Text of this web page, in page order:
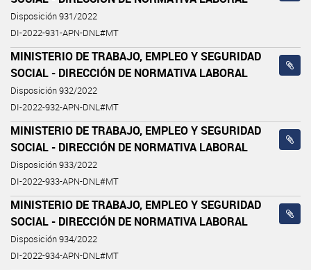
Disposición 931/2022
DI-2022-931-APN-DNL#MT
MINISTERIO DE TRABAJO, EMPLEO Y SEGURIDAD
SOCIAL - DIRECCIÓN DE NORMATIVA LABORAL
Disposición 932/2022
DI-2022-932-APN-DNL#MT
MINISTERIO DE TRABAJO, EMPLEO Y SEGURIDAD
SOCIAL - DIRECCIÓN DE NORMATIVA LABORAL
Disposición 933/2022
DI-2022-933-APN-DNL#MT
MINISTERIO DE TRABAJO, EMPLEO Y SEGURIDAD
SOCIAL - DIRECCIÓN DE NORMATIVA LABORAL
Disposición 934/2022
DI-2022-934-APN-DNL#MT